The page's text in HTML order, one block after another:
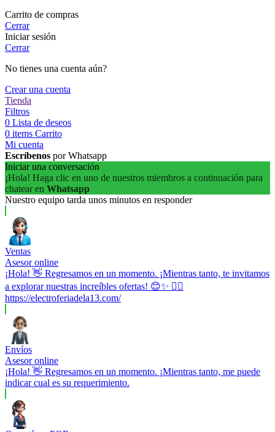
Carrito de compras
Cerrar
Iniciar sesión
Cerrar
No tienes una cuenta aún?
Crear una cuenta
Tienda
Filtros
0 Lista de deseos
0 items Carrito
Mi cuenta
Escríbenos por Whatsapp
Iniciar una conversación
¡Hola! Haga clic en uno de nuestros miembros a continuación para
chatear en Whatsapp
Nuestro equipo tarda unos minutos en responder
Ventas
Asesor online
¡Hola! 👋 Regresamos en un momento. ¡Mientras tanto, te invitamos
a explorar nuestras increíbles ofertas! 😊✨ 👉🏼
https://electroferiadela13.com/
Envíos
Asesor online
¡Hola! 👋 Regresamos en un momento. ¡Mientras tanto, me puede
indicar cual es su requerimiento.